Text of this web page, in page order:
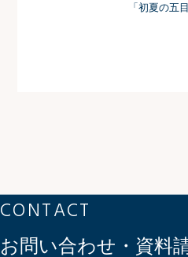
「初夏の五
CONTACT
お問い合わせ・資料